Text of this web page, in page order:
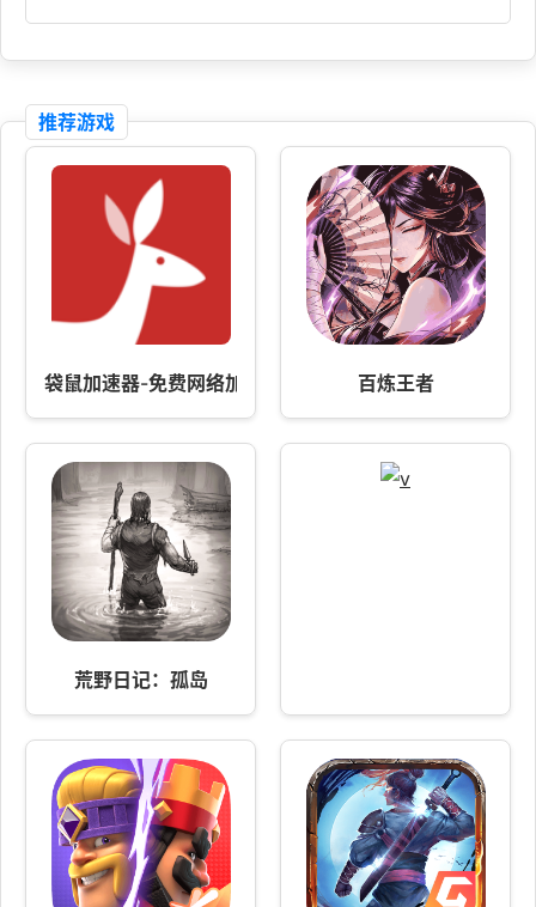
推荐游戏
袋鼠加速器-免费网络加速 百炼王者
荒野日记：孤岛